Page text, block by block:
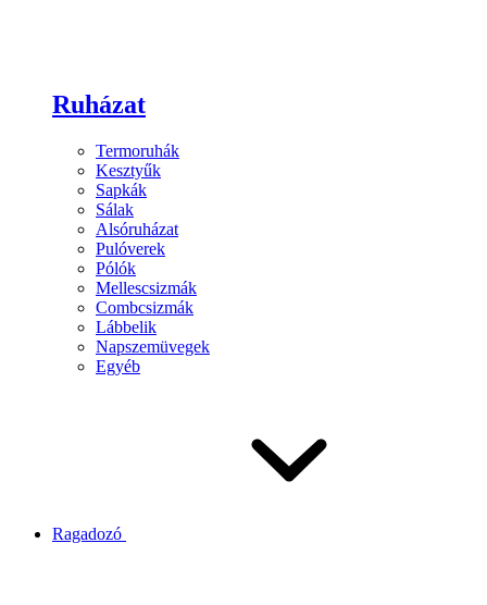
Ruházat
Termoruhák
Kesztyűk
Sapkák
Sálak
Alsóruházat
Pulóverek
Pólók
Mellescsizmák
Combcsizmák
Lábbelik
Napszemüvegek
Egyéb
Ragadozó